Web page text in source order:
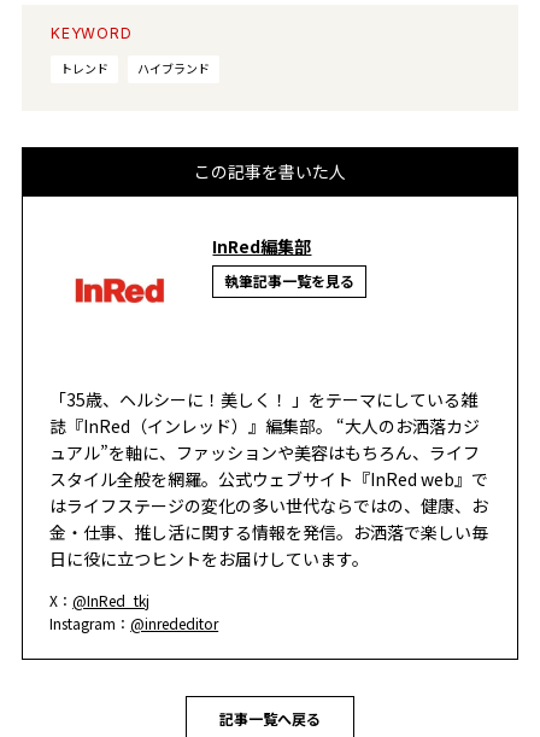
KEYWORD
トレンド
ハイブランド
この記事を書いた人
InRed編集部
執筆記事一覧を見る
「35歳、ヘルシーに！美しく！ 」をテーマにしている雑
誌『InRed（インレッド）』編集部。 “大人のお洒落カジ
ュアル”を軸に、ファッションや美容はもちろん、ライフ
スタイル全般を網羅。公式ウェブサイト『InRed web』で
はライフステージの変化の多い世代ならではの、健康、お
金・仕事、推し活に関する情報を発信。お洒落で楽しい毎
日に役に立つヒントをお届けしています。
X：@InRed_tkj
Instagram：@inrededitor
記事一覧へ戻る